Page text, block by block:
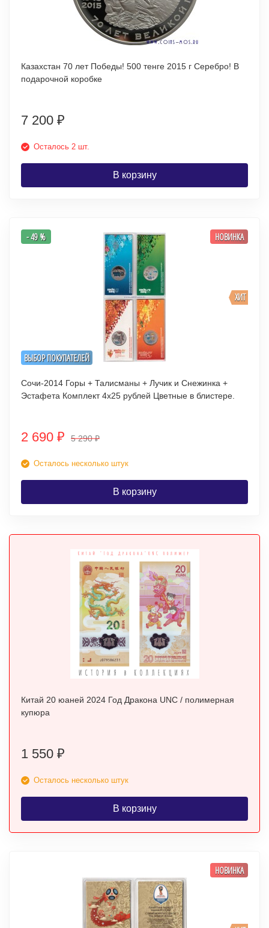
Казахстан 70 лет Победы! 500 тенге 2015 г Серебро! В
подарочной коробке
7 200 ₽
Осталось 2 шт.
В корзину
ВЫБОР ПОКУПАТЕЛЕЙ
ХИТ
- 49 % НОВИНКА
Сочи-2014 Горы + Талисманы + Лучик и Снежинка +
Эстафета Комплект 4х25 рублей Цветные в блистере.
2 690 ₽ 5 290₽
Осталось несколько штук
В корзину
Китай 20 юаней 2024 Год Дракона UNC / полимерная
купюра
1 550 ₽
Осталось несколько штук
В корзину
НОВИНКА